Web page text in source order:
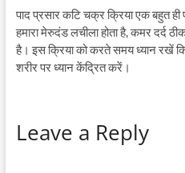
पाद प्रसार कटि चक्र क्रिया एक बहुत
हमारा मेरुदंड लचीला होता है, कमर दर्द
है। इस क्रिया को करते समय ध्यान रखें
शरीर पर ध्यान केंद्रित करें।
Leave a Reply